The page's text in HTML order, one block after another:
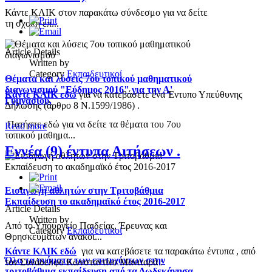
Κάντε ΚΛΙΚ στον παρακάτω σύνδεσμο για να δείτε
τη σχολή επ...
Θέματα και λύσεις 7ου τοπικού μαθηματικού
διαγωνισμού "Εύδημος 2016" για την Α'
Γυμνασίου.
Πατήστε εδώ για να δείτε τα θέματα του 7ου
τοπικού μαθημα...
Εισαγωγή αθλητών στην Τριτοβάθμια
Εκπαίδευση το ακαδημαϊκό έτος 2016-2017
Από το Υπουργείο Παιδείας, Έρευνας και
Θρησκευμάτων ανακοι...
Όλα τα ονόματα των επιτυχόντων στην
Article Details
Written by
Category Εκπαιδευτικοί
Κάντε ΚΛΙΚ εδώγια να κατεβάσετε ένα Έντυπο Υπεύθυνης
Δήλωσης (άρθρο 8 Ν.1599/1986) .
Read more
Εννέα (9) έντυπα Αιτήσεων .
Article Details
Written by
CategoryΕκπαιδευτικοί
Κάντε ΚΛΙΚ εδώ για να κατεβάσετε τα παρακάτω έντυπα , από
τον Συνάδελφο Κωνσταντίνο Μανιταρά :